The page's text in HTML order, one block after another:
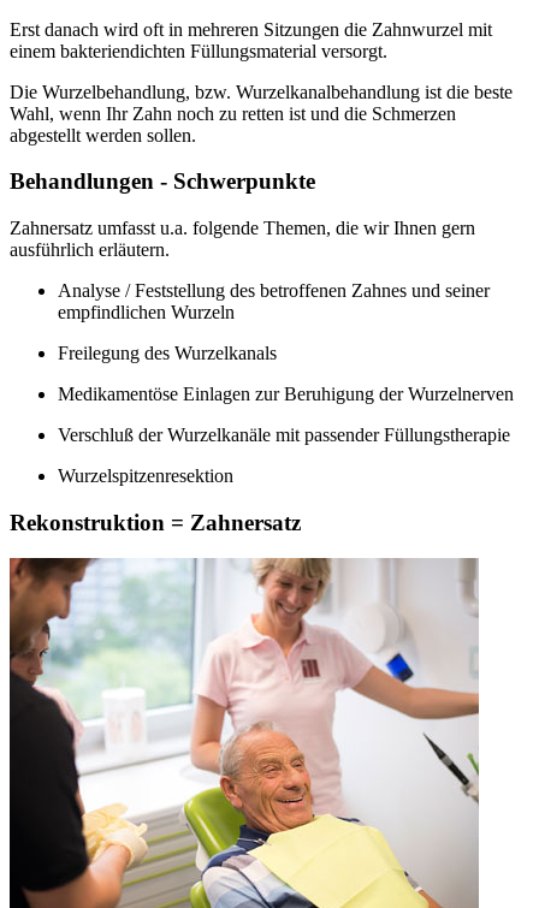
Erst danach wird oft in mehreren Sitzungen die Zahnwurzel mit
einem bakteriendichten Füllungsmaterial versorgt.
Die Wurzelbehandlung, bzw. Wurzelkanalbehandlung ist die beste
Wahl, wenn Ihr Zahn noch zu retten ist und die Schmerzen
abgestellt werden sollen.
Behandlungen - Schwerpunkte
Zahnersatz umfasst u.a. folgende Themen, die wir Ihnen gern
ausführlich erläutern.
Analyse / Feststellung des betroffenen Zahnes und seiner
empfindlichen Wurzeln
Freilegung des Wurzelkanals
Medikamentöse Einlagen zur Beruhigung der Wurzelnerven
Verschluß der Wurzelkanäle mit passender Füllungstherapie
Wurzelspitzenresektion
Rekonstruktion = Zahnersatz